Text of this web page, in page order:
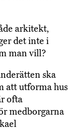
arkitekt,
det inte i
man vill?
ska
att utforma hus
ofta
medborgarna